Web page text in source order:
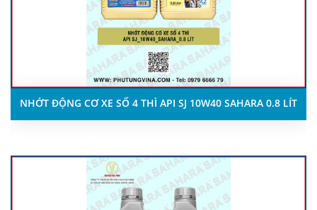
NHỚT ĐỘNG CƠ XE SỐ 4 THÌ API SJ 10W40 SAHARA 0.8 LÍT